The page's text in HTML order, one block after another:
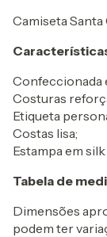
Camiseta
Confeccionada
Costuras
Etiqueta
Costas lisa;
Estampa em
Tabela de
Dimensões
podem ter